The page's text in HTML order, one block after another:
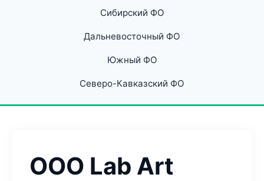
Сибирский ФО
Дальневосточный ФО
Южный ФО
Северо-Кавказский ФО
ООО Lab Art